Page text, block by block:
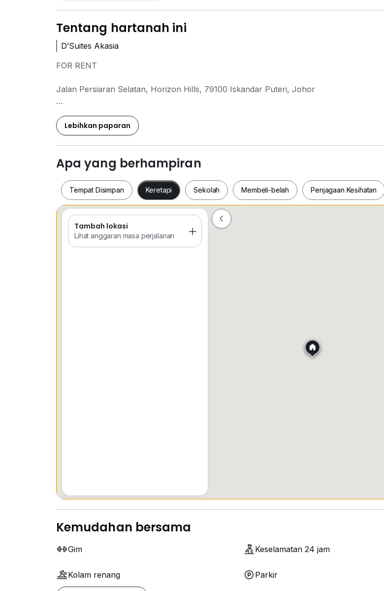
Tentang hartanah ini
D’Suites Akasia
FOR RENT
Jalan Persiaran Selatan, Horizon Hills, 79100 Iskandar Puteri, Johor
Horizon Hills
3 Bedroom 2 Bathroom
Fully Furnished
G&G
Corner Lot
1084sqft
2 Carpark
Rental ：3200 nego
Lebihkan paparan
Apa yang berhampiran
Tempat Disimpan Keretapi Sekolah Membeli-belah Penjagaan Kesihatan
Tempat Disimpan Sekolah
Tambah lokasi
Lihat anggaran masa perjalanan
Kemudahan bersama
Gim Keselamatan 24 jam
Kolam renang Parkir